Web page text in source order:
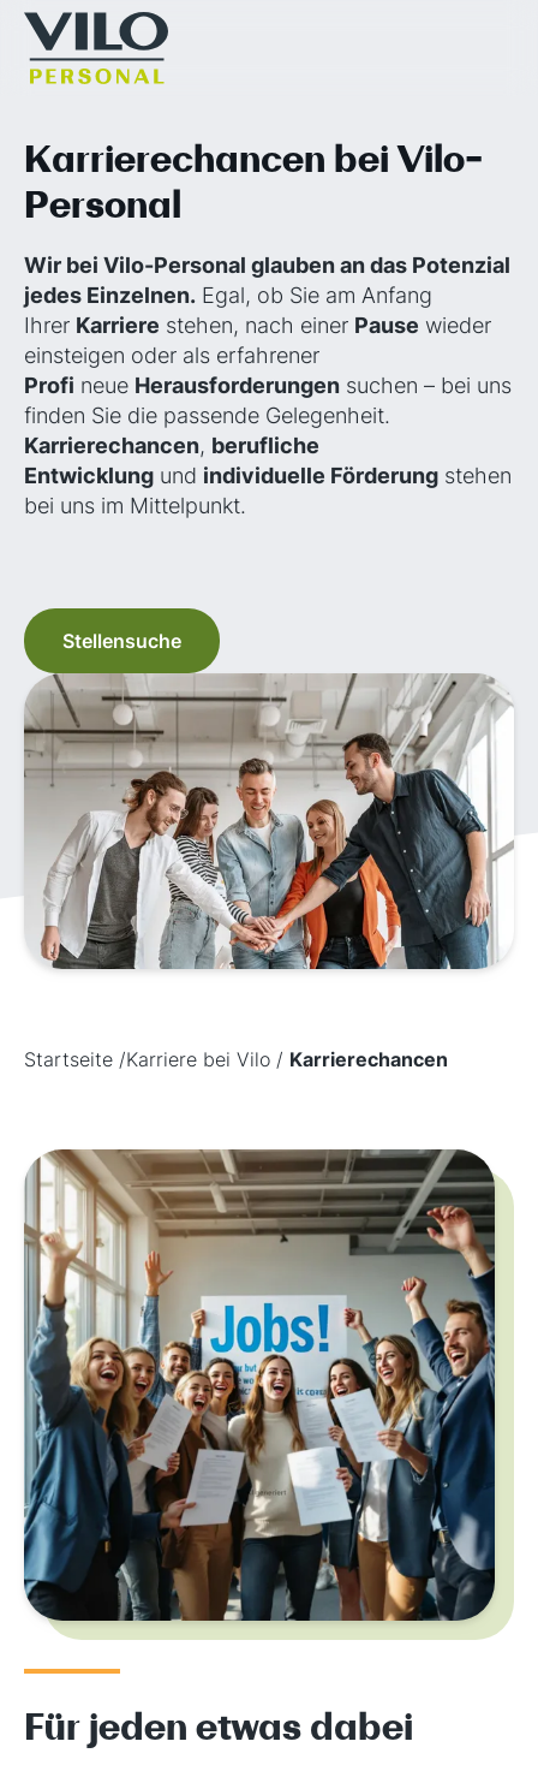
Karrierechancen bei Vilo-
Personal
Wir bei Vilo-Personal glauben an das Potenzial
jedes Einzelnen. Egal, ob Sie am Anfang
Ihrer Karriere stehen, nach einer Pause wieder
einsteigen oder als erfahrener
Profi neue Herausforderungen suchen – bei uns
finden Sie die passende Gelegenheit.
Karrierechancen, berufliche
Entwicklung und individuelle Förderung stehen
bei uns im Mittelpunkt.
Stellensuche
Startseite /Karriere bei Vilo / Karrierechancen
Für jeden etwas dabei